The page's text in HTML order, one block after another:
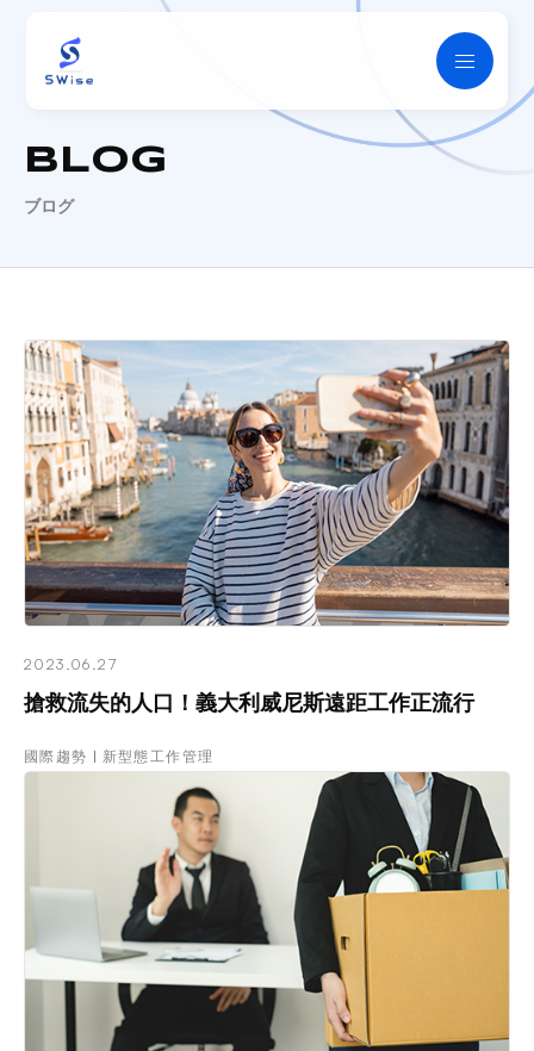
BLOG
ブログ
2023.06.27
搶救流失的人口！義大利威尼斯遠距工作正流行
國際趨勢 新型態工作管理